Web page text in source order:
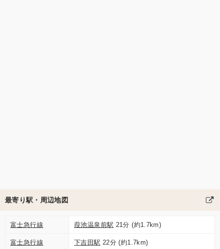
最寄り駅・周辺地図
富士急行線 葭池温泉前駅 21分 (約1.7km)
富士急行線 下吉田駅 22分 (約1.7km)